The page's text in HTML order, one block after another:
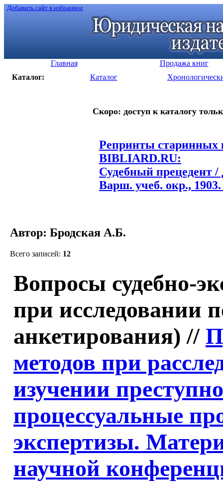
Добавить сайт в избранное
Главная
Продажа книг
Каталог:
Каталог
Скоро: доступ к каталогу
Репринты старинных
BIBLIARD.RU:
Судебный прецедент
Варш. учеб. окр., 1903.
Автор: Бродская А.Б.
Всего записей: 12
Вопросы судебно-
при исследовании
анкетирования) //
методов при
изучении
процессуальные
экспертизы.
научной